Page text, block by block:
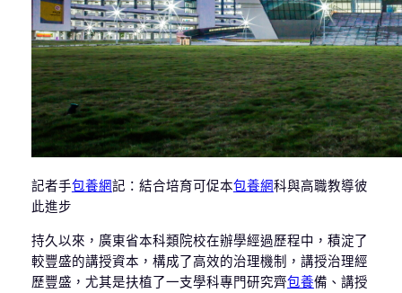
記者手包養網記：結合培育可促本包養網科與高職教導彼
此進步
持久以來，廣東省本科類院校在辦學經過歷程中，積淀了
較豐盛的講授資本，構成了高效的治理機制，講授治理經
歷豐盛，尤其是扶植了一支學科專門研究齊包養備、講授